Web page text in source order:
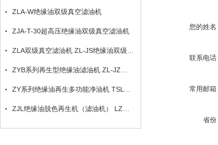
ZLA-W绝缘油双级真空滤油机
ZJA-T-30超高压绝缘油双级真空滤油机
您的姓名
联系电话
常用邮箱
省份